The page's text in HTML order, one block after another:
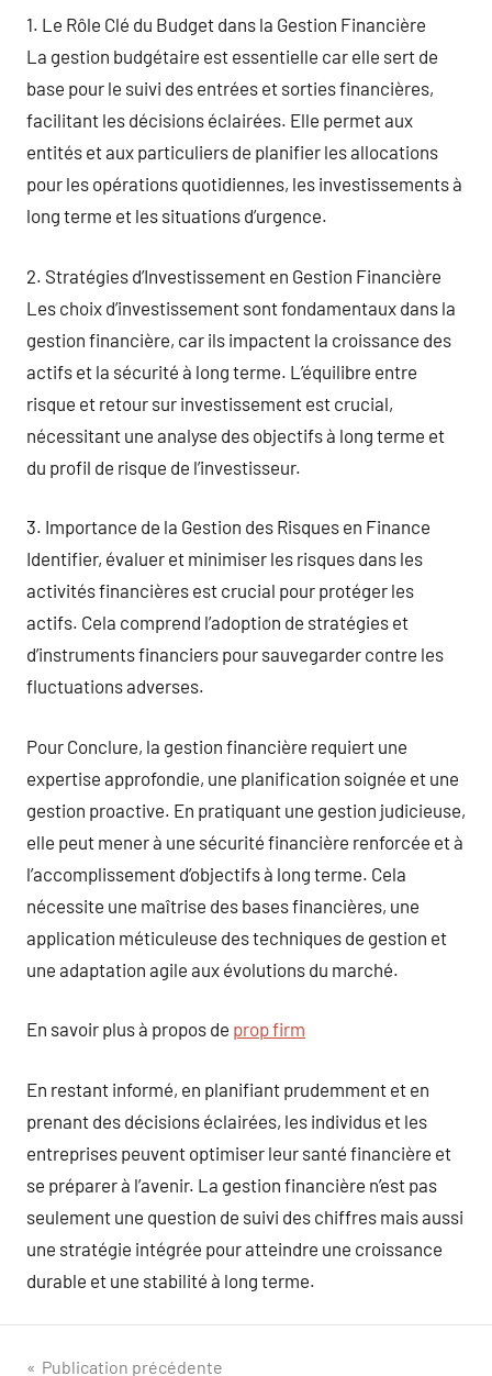
1. Le Rôle Clé du Budget dans la Gestion Financière
La gestion budgétaire est essentielle car elle sert de
base pour le suivi des entrées et sorties financières,
facilitant les décisions éclairées. Elle permet aux
entités et aux particuliers de planifier les allocations
pour les opérations quotidiennes, les investissements à
long terme et les situations d’urgence.
2. Stratégies d’Investissement en Gestion Financière
Les choix d’investissement sont fondamentaux dans la
gestion financière, car ils impactent la croissance des
actifs et la sécurité à long terme. L’équilibre entre
risque et retour sur investissement est crucial,
nécessitant une analyse des objectifs à long terme et
du profil de risque de l’investisseur.
3. Importance de la Gestion des Risques en Finance
Identifier, évaluer et minimiser les risques dans les
activités financières est crucial pour protéger les
actifs. Cela comprend l’adoption de stratégies et
d’instruments financiers pour sauvegarder contre les
fluctuations adverses.
Pour Conclure, la gestion financière requiert une
expertise approfondie, une planification soignée et une
gestion proactive. En pratiquant une gestion judicieuse,
elle peut mener à une sécurité financière renforcée et à
l’accomplissement d’objectifs à long terme. Cela
nécessite une maîtrise des bases financières, une
application méticuleuse des techniques de gestion et
une adaptation agile aux évolutions du marché.
En savoir plus à propos de prop firm
En restant informé, en planifiant prudemment et en
prenant des décisions éclairées, les individus et les
entreprises peuvent optimiser leur santé financière et
se préparer à l’avenir. La gestion financière n’est pas
seulement une question de suivi des chiffres mais aussi
une stratégie intégrée pour atteindre une croissance
durable et une stabilité à long terme.
Publication précédente